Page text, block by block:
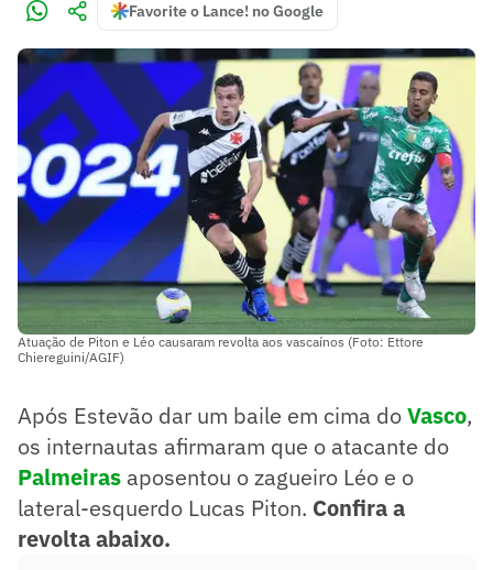
Favorite o Lance! no Google
Atuação de Piton e Léo causaram revolta aos vascaínos (Foto: Ettore
Chiereguini/AGIF)
Após Estevão dar um baile em cima doVasco,
os internautas afirmaram que o atacante do
Palmeiras aposentou o zagueiro Léo e o
lateral-esquerdo Lucas Piton. Confira a
revolta abaixo.